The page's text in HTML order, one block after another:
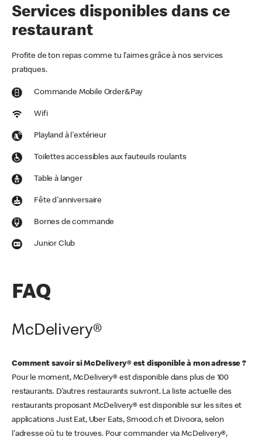
Services disponibles dans ce
restaurant
Profite de ton repas comme tu l'aimes grâce à nos services
pratiques.
Commande Mobile Order&Pay
Wifi
Playland à l'extérieur
Toilettes accessibles aux fauteuils roulants
Table à langer
Fête d'anniversaire
Bornes de commande
Junior Club
FAQ
McDelivery®
Comment savoir si McDelivery® est disponible à mon adresse ?
Pour le moment, McDelivery® est disponible dans plus de 100
restaurants. D’autres restaurants suivront. La liste actuelle des
restaurants proposant McDelivery® est disponible sur les sites et
applications Just Eat, Uber Eats, Smood.ch et Divoora, selon
l'adresse où tu te trouves. Pour commander via McDelivery®,